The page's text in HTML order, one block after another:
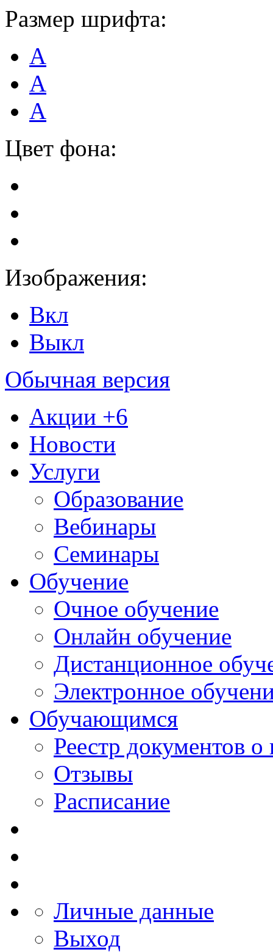
Размер шрифта:
А
А
А
Цвет фона:
Изображения:
Вкл
Выкл
Обычная версия
Акции +6
Новости
Услуги
Образование
Вебинары
Семинары
Обучение
Очное обучение
Онлайн обучение
Дистанционное
Электронное
Обучающимся
Реестр документов
Отзывы
Расписание
Личные данные
Выход